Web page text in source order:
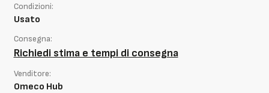
Condizioni:
Usato
Consegna:
Richiedi stima e tempi di consegna
Venditore:
Omeco Hub